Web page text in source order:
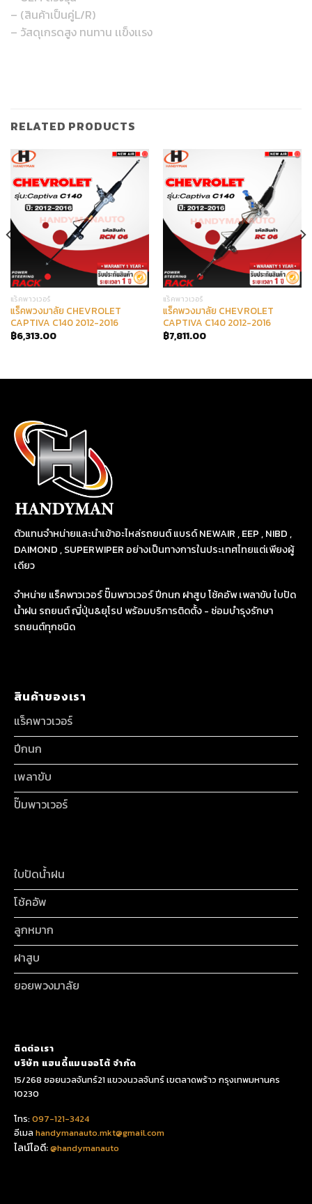
– (สินค้าเป็นคู่L/R)
– วัสดุเกรดสูง ทนทาน เเข็งเเรง
RELATED PRODUCTS
แร็คพาวเวอร์
แร็คพวงมาลัย CHEVROLET
CAPTIVA C140 2012-2016
฿6,313.00
แร็คพาวเวอร์
แร็คพวงมาลัย CHEVROLET
CAPTIVA C140 2012-2016
฿7,811.00
ตัวแทนจำหน่ายและนำเข้าอะไหล่รถยนต์ แบรด์ NEWAIR , EEP , NIBD ,
DAIMOND , SUPERWIPER อย่างเป็นทางการในประเทศไทยแต่เพียงผู้
เดียว
จำหน่าย แร็คพาวเวอร์ ปั๊มพาวเวอร์ ปีกนก ฝาสูบ โช้คอัพ เพลาขับ ใบปัด
น้ำฝน รถยนต์ ญี่ปุ่น&ยุโรป พร้อมบริการติดตั้ง - ซ่อมบำรุงรักษา
รถยนต์ทุกชนิด
สินค้าของเรา
แร็คพาวเวอร์
ปีกนก
เพลาขับ
ปั๊มพาวเวอร์
ใบปัดน้ำฝน
โช้คอัพ
ลูกหมาก
ฝาสูบ
ยอยพวงมาลัย
ติดต่อเรา
บริษัท แฮนดี้แมนออโต้ จำกัด
15/268 ซอยนวลจันทร์21 แขวงนวลจันทร์ เขตลาดพร้าว กรุงเทพมหานคร
10230
โทร:097-121-3424
อีเมลhandymanauto.mkt@gmail.com
ไลน์ไอดี:@handymanauto